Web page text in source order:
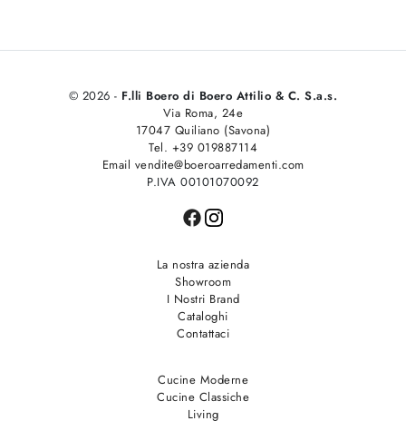
© 2026 - F.lli Boero di Boero Attilio & C. S.a.s.
Via Roma, 24e
17047 Quiliano (Savona)
Tel. +39 019887114
Email vendite@boeroarredamenti.com
P.IVA 00101070092
La nostra azienda
Showroom
I Nostri Brand
Cataloghi
Contattaci
Cucine Moderne
Cucine Classiche
Living